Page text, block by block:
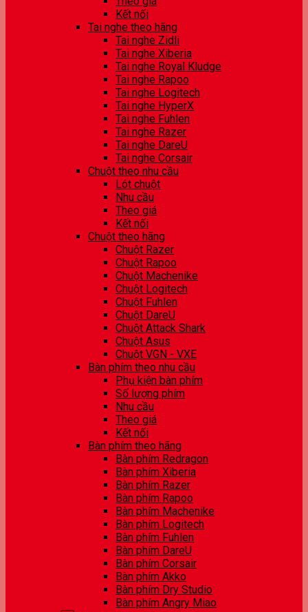
Kết nối
Tai nghe theo hãng
Tai nghe Zidli
Tai nghe Xiberia
Tai nghe Royal Kludge
Tai nghe Rapoo
Tai nghe Logitech
Tai nghe HyperX
Tai nghe Fuhlen
Tai nghe Razer
Tai nghe DareU
Tai nghe Corsair
Chuột theo nhu cầu
Lót chuột
Nhu cầu
Theo giá
Kết nối
Chuột theo hãng
Chuột Razer
Chuột Rapoo
Chuột Machenike
Chuột Logitech
Chuột Fuhlen
Chuột DareU
Chuột Attack Shark
Chuột Asus
Chuột VGN - VXE
Bàn phím theo nhu cầu
Phụ kiện bàn phím
Số lượng phím
Nhu cầu
Theo giá
Kết nối
Bàn phím theo hãng
Bàn phím Redragon
Bàn phím Xiberia
Bàn phím Razer
Bàn phím Rapoo
Bàn phím Machenike
Bàn phím Logitech
Bàn phím Fuhlen
Bàn phím DareU
Bàn phím Corsair
Bàn phím Akko
Bàn phím Dry Studio
Bàn phím Angry Miao